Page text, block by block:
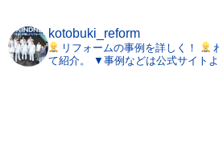
kotobuki_reform
リフォームの事例を詳しく！
て紹介。
▼事例などは公式サイト